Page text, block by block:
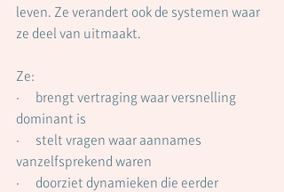
leven. Ze verandert ook de systemen waar
ze deel van uitmaakt.
Ze:
·      brengt vertraging waar versnelling
dominant is
·      stelt vragen waar aannames
vanzelfsprekend waren
·      doorziet dynamieken die eerder